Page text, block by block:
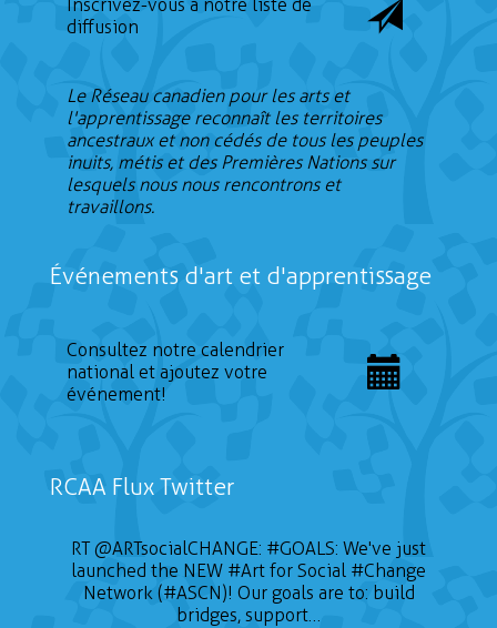
Inscrivez-vous à notre liste de
diffusion
Le Réseau canadien pour les arts et
l'apprentissage reconnaît les territoires
ancestraux et non cédés de tous les peuples
inuits, métis et des Premières Nations sur
lesquels nous nous rencontrons et
travaillons.
Événements d'art et d'apprentissage
Consultez notre calendrier
national et ajoutez votre
événement!
RCAA Flux Twitter
RT@ARTsocialCHANGE: #GOALS: We've just
launched the NEW #Art for Social #Change
Network (#ASCN)! Our goals are to: build
bridges, support…